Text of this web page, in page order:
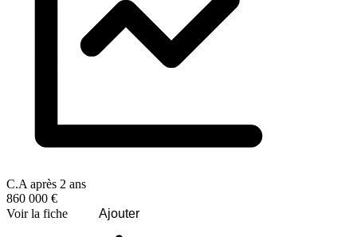
C.A après 2 ans
860 000 €
Voir la fiche
Ajouter